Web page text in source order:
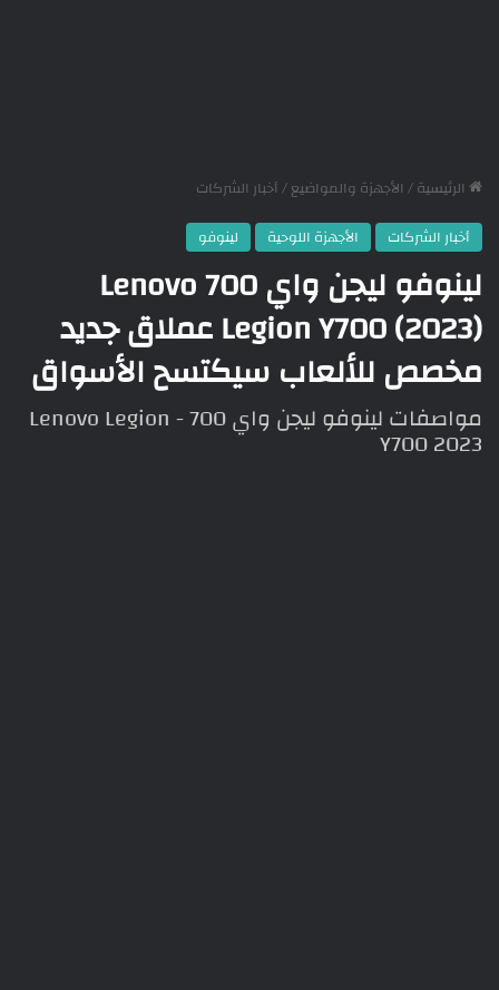
الرئيسية/ الأجهزة والمواضيع/أخبار الشركات
أخبار الشركات
الأجهزة اللوحية لينوفو
لينوفو ليجن واي 700 Lenovo
Legion Y700 (2023) عملاق جديد
مخصص للألعاب سيكتسح الأسواق
مواصفات لينوفو ليجن واي 700 - Lenovo Legion
Y700 2023